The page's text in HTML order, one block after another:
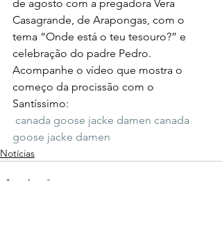
de agosto com a pregadora Vera
Casagrande, de Arapongas, com o
tema “Onde está o teu tesouro?” e
celebração do padre Pedro.
Acompanhe o vídeo que mostra o
começo da procissão com o
Santíssimo:
canada goose jacke damen canada
goose jacke damen
Notícias